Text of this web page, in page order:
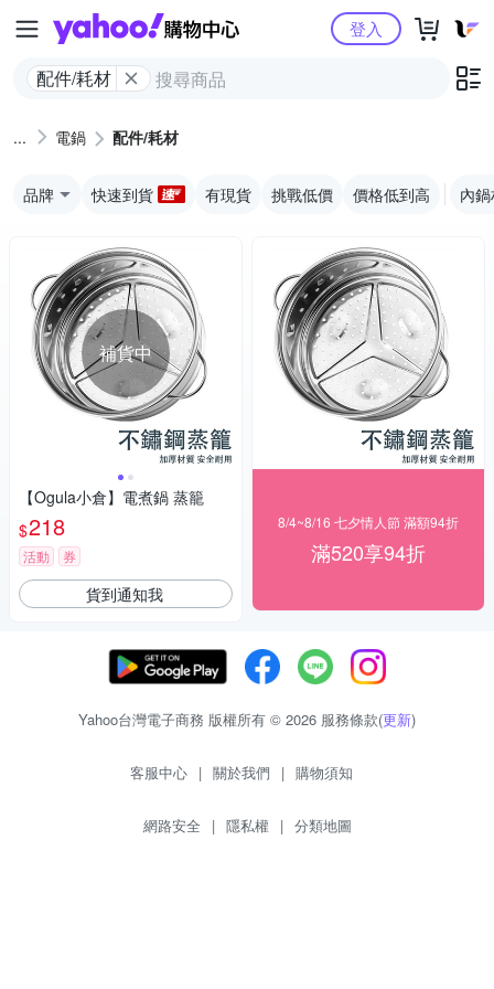
Yahoo購物中心
配件/耗材
登入
電鍋 配件/耗材
品牌 快速到貨 有現貨 挑戰低價 價格低到高 內
補貨中
【Ogula小倉】電煮鍋 蒸籠
$218
活動 券
貨到通知我
8/4~8/16 七夕情人節 滿額94折
滿520享94折
Yahoo台灣電子商務 版權所有 © 2026 服務條款(更新)
客服中心 | 關於我們 | 購物須知
網路安全 | 隱私權 | 分類地圖